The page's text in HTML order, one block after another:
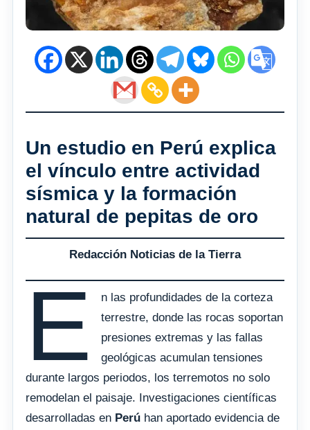
Un estudio en Perú explica
el vínculo entre actividad
sísmica y la formación
natural de pepitas de oro
Redacción Noticias de la Tierra
E
n las profundidades de la corteza
terrestre, donde las rocas soportan
presiones extremas y las fallas
geológicas acumulan tensiones
durante largos periodos, los terremotos no solo
remodelan el paisaje. Investigaciones científicas
desarrolladas en Perú han aportado evidencia de